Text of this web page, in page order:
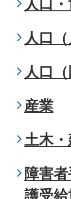
人口
人口
人口（
産業
土木
障害
護受